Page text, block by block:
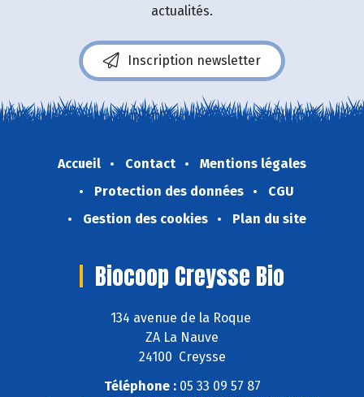
actualités.
Inscription newsletter
Accueil Contact
Mentions légales
Protection des données
CGU
Gestion des cookies
Plan du site
Biocoop Creysse Bio
134 avenue de la Roque
ZA La Nauve
24100 Creysse
Téléphone :05 33 09 57 87